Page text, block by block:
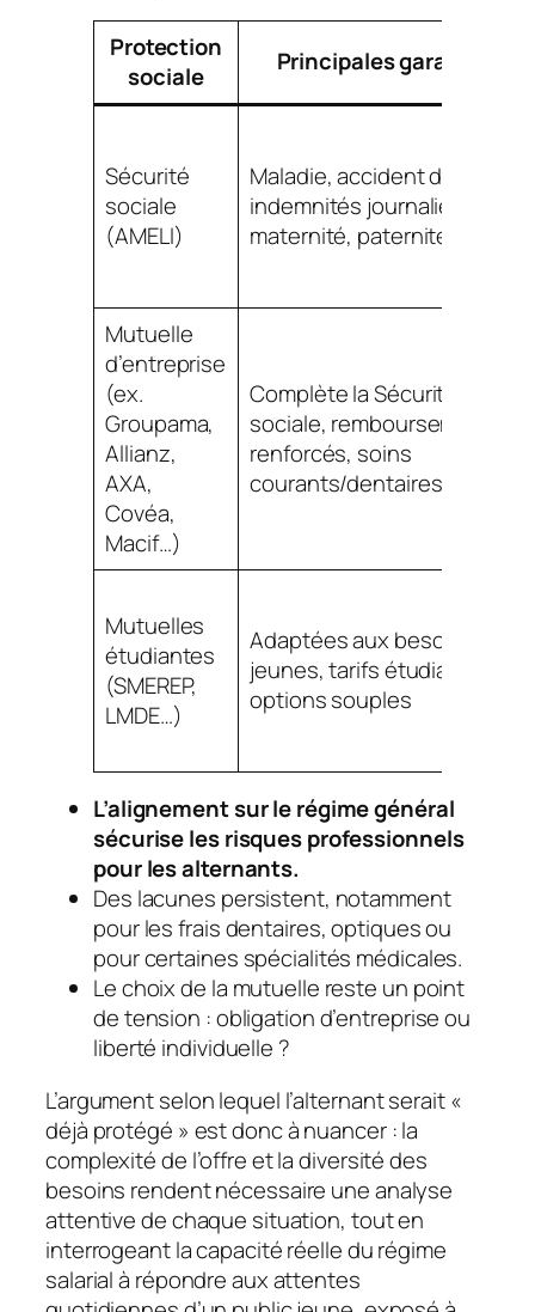
Protection
sociale
Principales garanties
Sécurité
sociale
(AMELI)
Maladie, accident de travail,
indemnités journalières,
maternité, paternité
Mutuelle
d’entreprise
(ex.
Groupama,
Allianz,
AXA,
Covéa,
Macif…)
Complète la Sécurité
sociale, remboursements
renforcés, soins
courants/dentaires/optique
Mutuelles
étudiantes
(SMEREP,
LMDE…)
Adaptées aux besoins
jeunes, tarifs étudiants,
options souples
L’alignement sur le régime général
sécurise les risques professionnels
pour les alternants.
Des lacunes persistent, notamment
pour les frais dentaires, optiques ou
pour certaines spécialités médicales.
Le choix de la mutuelle reste un point
de tension : obligation d’entreprise ou
liberté individuelle ?
L’argument selon lequel l’alternant serait «
déjà protégé » est donc à nuancer : la
complexité de l’offre et la diversité des
besoins rendent nécessaire une analyse
attentive de chaque situation, tout en
interrogeant la capacité réelle du régime
salarial à répondre aux attentes